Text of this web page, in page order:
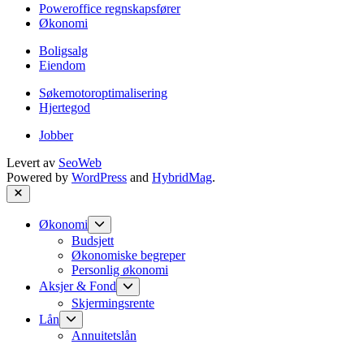
Poweroffice regnskapsfører
Økonomi
Boligsalg
Eiendom
Søkemotoroptimalisering
Hjertegod
Jobber
Levert av SeoWeb
Powered by WordPress and HybridMag.
Close
Økonomi
sub
menu
Budsjett
Økonomiske begreper
Personlig økonomi
Aksjer & Fond
Show
sub
menu
Skjermingsrente
Lån
sub
Annuitetslån